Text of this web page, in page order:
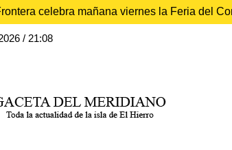
celebra mañana viernes la Feria del
/ 21:08